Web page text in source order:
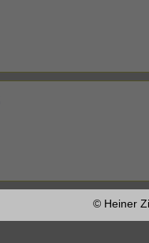
© Heiner